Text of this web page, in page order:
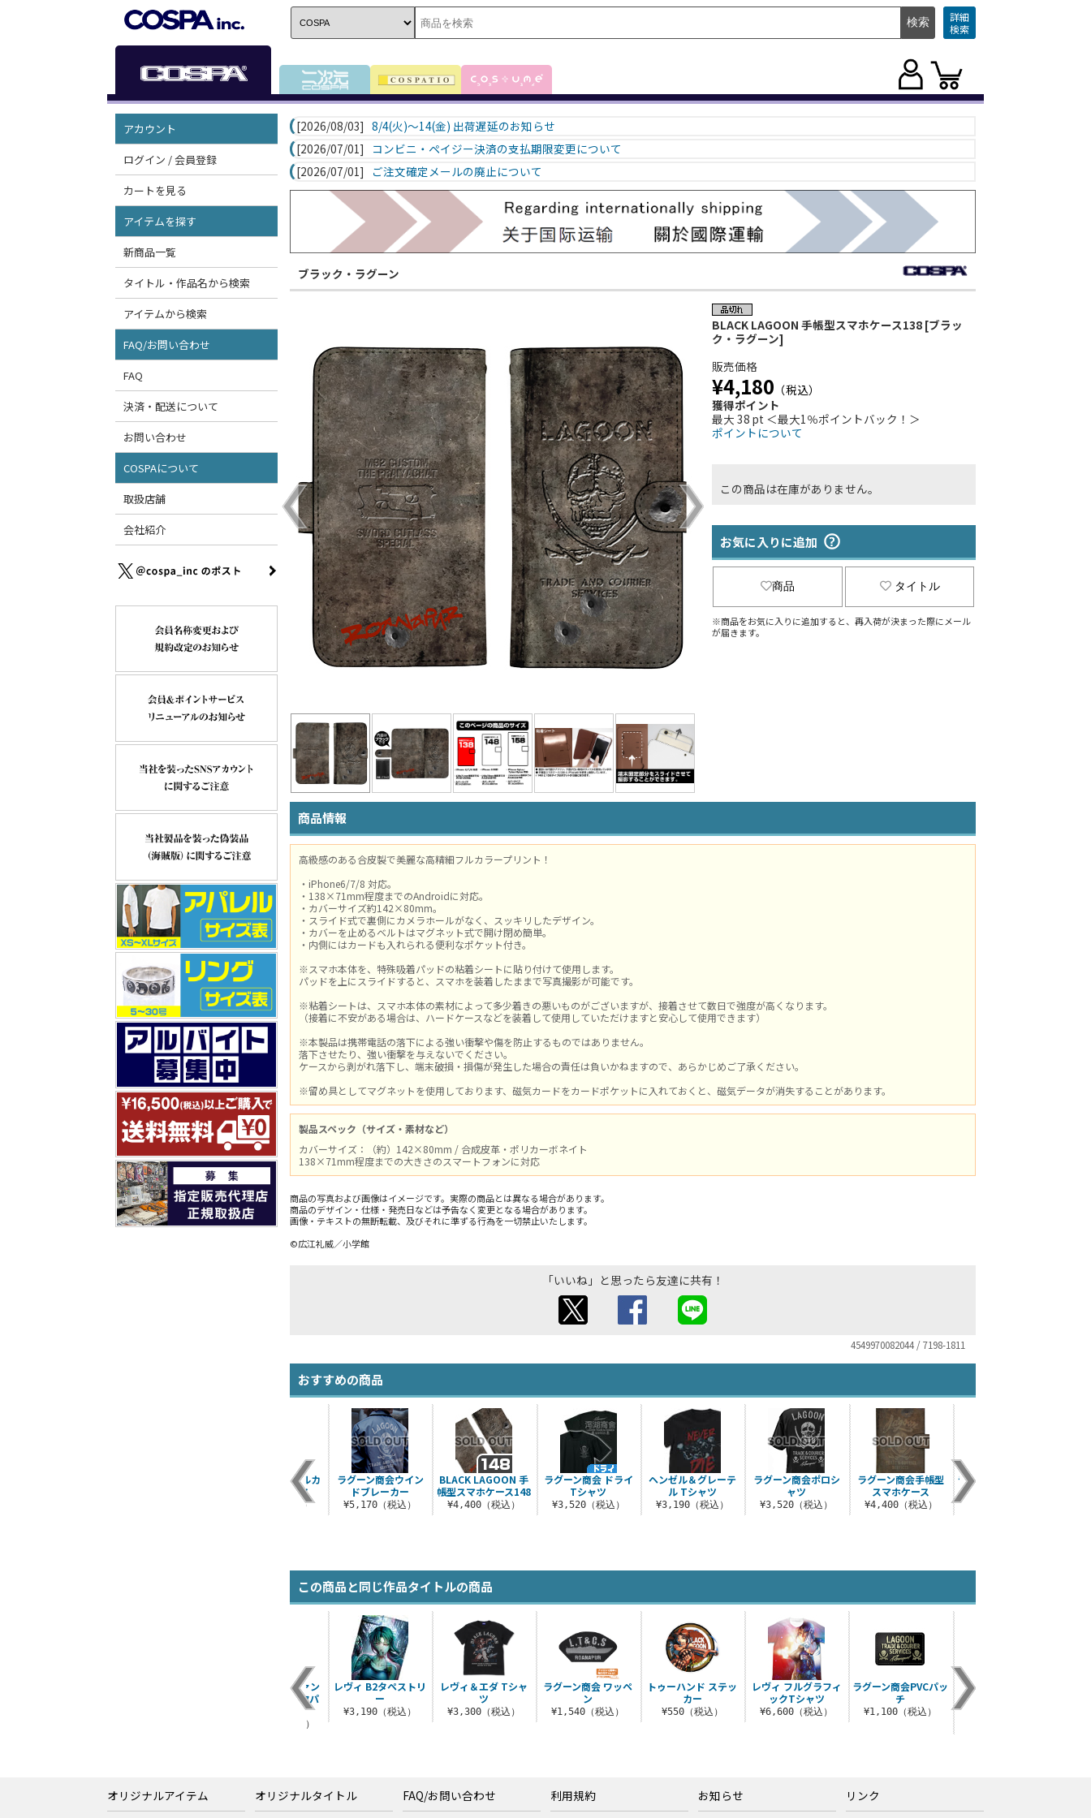
詳細
検索
アカウント
ログイン / 会員登録
カートを見る
アイテムを探す
新商品一覧
タイトル・作品名から検索
アイテムから検索
FAQ/お問い合わせ
FAQ
決済・配送について
お問い合わせ
COSPAについて
取扱店舗
会社紹介
[2026/08/03] 8/4(火)～14(金) 出荷遅延のお知らせ
[2026/07/01]
コンビニ・ペイジー決済の支払期限変更について
[2026/07/01]
ご注文確定メールの廃止について
ブラック・ラグーン
BLACK LAGOON 手帳型スマホケース138 [ブラッ
ク・ラグーン]
販売価格
¥4,180 （税込）
獲得ポイント
最大 38 pt ＜最大1％ポイントバック！＞
ポイントについて
この商品は在庫がありません。
お気に入りに追加
商品 タイトル
※商品をお気に入りに追加すると、再入荷が決まった際にメール
が届きます。
商品情報
高級感のある合皮製で美麗な高精細フルカラープリント！
・iPhone6/7/8 対応。
・138×71mm程度までのAndroidに対応。
・カバーサイズ約142×80mm。
・スライド式で裏側にカメラホールがなく、スッキリしたデザイン。
・カバーを止めるベルトはマグネット式で開け閉め簡単。
・内側にはカードも入れられる便利なポケット付き。
※スマホ本体を、特殊吸着パッドの粘着シートに貼り付けて使用します。
パッドを上にスライドすると、スマホを装着したままで写真撮影が可能です。
※粘着シートは、スマホ本体の素材によって多少着きの悪いものがございますが、接着させて数日で強度が高くなります。
（接着に不安がある場合は、ハードケースなどを装着して使用していただけますと安心して使用できます）
※本製品は携帯電話の落下による強い衝撃や傷を防止するものではありません。
落下させたり、強い衝撃を与えないでください。
ケースから剥がれ落下し、端末破損・損傷が発生した場合の責任は負いかねますので、あらかじめご了承ください。
※留め具としてマグネットを使用しております、磁気カードをカードポケットに入れておくと、磁気データが消失することがあります。
製品スペック（サイズ・素材など）
カバーサイズ：（約）142×80mm / 合成皮革・ポリカーボネイト
138×71mm程度までの大きさのスマートフォンに対応
商品の写真および画像はイメージです。実際の商品とは異なる場合があります。
商品のデザイン・仕様・発売日などは予告なく変更となる場合があります。
画像・テキストの無断転載、及びそれに準ずる行為を一切禁止いたします。
©広江礼威／小学館
「いいね」と思ったら友達に共有！
4549970082044 / 7198-1811
おすすめの商品
ラグーン商会 ドライ
Tシャツ
¥3,520（税込）
ヘンゼル＆グレーテ
ル Tシャツ
¥3,190（税込）
ラグーン商会ポロシ
ャツ
¥3,520（税込）
ラグーン商会手帳型
スマホケース
¥4,400（税込）
ラグーン商会PVCパッ
ラグーン商会 フルカ
ラーパスケース
¥1,430（税込）
ラグーン商会ウイン
ドブレーカー
¥5,170（税込）
BLACK LAGOON 手
帳型スマホケース148
¥4,400（税込）
この商品と同じ作品タイトルの商品
ラグーン商会 ワッペ
ン
¥1,540（税込）
トゥーハンド ステッ
カー
¥550（税込）
レヴィ フルグラフィ
ックTシャツ
¥6,600（税込）
ラグーン商会PVCパッ
チ
¥1,100（税込）
ラグーン商会 二層ス
テンレスマグカップ
ラグーン商会 ファン
クショナルバックパ
¥14,300（税込）
レヴィ B2タペストリ
ー
¥3,190（税込）
レヴィ＆エダ Tシャ
ツ
¥3,300（税込）
オリジナルアイテム オリジナルタイトル FAQ/お問い合わせ 利用規約 お知らせ リンク